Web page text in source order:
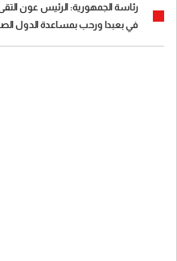
رئاسة الجمهورية: الرئيس عون
في بعبدا ورحب بمساعدة الدول